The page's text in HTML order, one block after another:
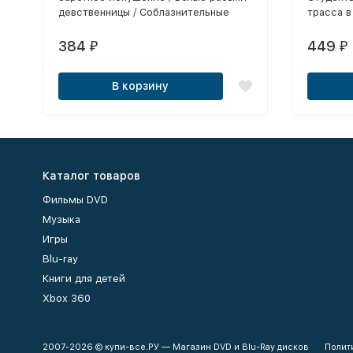
девственницы / Соблазнительные
девчонка / Стриптиз Див / Водитель /
близко что можно потрогать /
Запретный плод / Демонический секс
/ 15 минут славы / Нежная плоть /
384 ₽
В корзину
трасса
Крутой
Великих
449₽
Каталог товаров
Фильмы DVD
Музыка
Игры
Blu-ray
Книги для детей
Xbox 360
2007-2026 © купи-все.РУ — Магазин DVD и Blu-Ray дисков